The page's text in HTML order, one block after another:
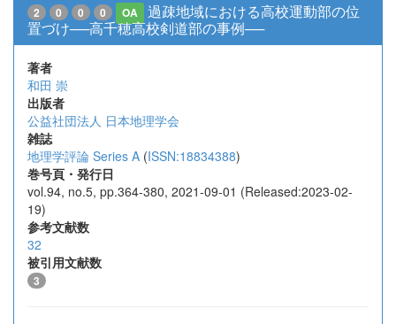
2 0 0 0 OA
過疎地域における高校運動部の位
置づけ──高千穂高校剣道部の事例──
著者
和田 崇
出版者
公益社団法人 日本地理学会
雑誌
地理学評論 Series A (ISSN:18834388)
巻号頁・発行日
vol.94, no.5, pp.364-380, 2021-09-01 (Released:2023-02-
19)
参考文献数
32
被引用文献数
3